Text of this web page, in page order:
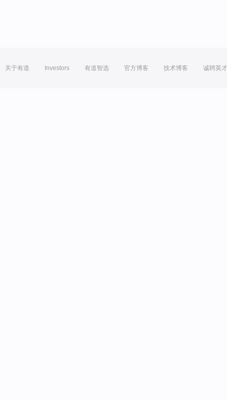
关于有道 Investors 有道智选 官方博客 技术博客 诚聘英才